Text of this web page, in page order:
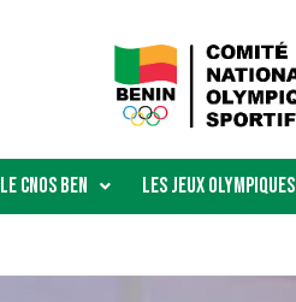
Le Cnos Ben Les Jeux Olympiques